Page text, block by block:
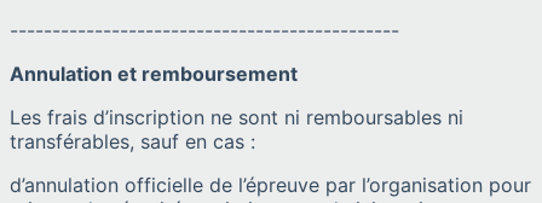
----------------------------------------------
Annulation et remboursement
Les frais d’inscription ne sont ni remboursables ni
transférables, sauf en cas :
d’annulation officielle de l’épreuve par l’organisation pour